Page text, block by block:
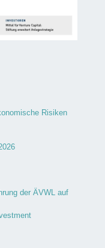
Risiken
der ÄVWL auf